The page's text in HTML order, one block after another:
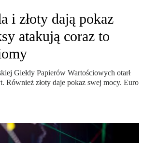
i złoty dają pokaz
atakują coraz to
Giełdy Papierów Wartościowych otarł
Również złoty daje pokaz swej mocy. Euro